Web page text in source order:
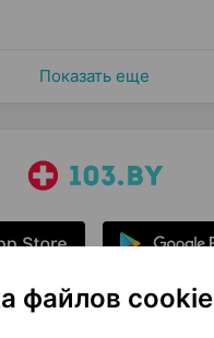
Показать еще
файлов cookie